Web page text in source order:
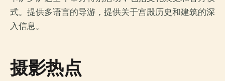
式。提供多语言的导游，提供关于宫殿历史和建筑的深
入信息。
摄影热点